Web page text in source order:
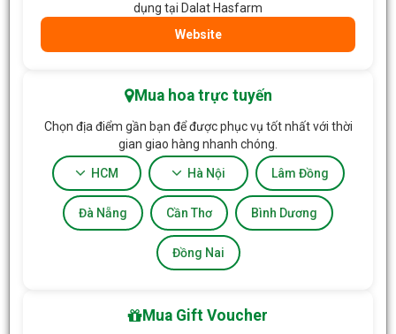
dụng tại Dalat Hasfarm
Website
Mua hoa trực tuyến
Chọn địa điểm gần bạn để được phục vụ tốt nhất với thời
gian giao hàng nhanh chóng.
HCM Hà Nội Lâm Đồng
Đà Nẵng Cần Thơ Bình Dương
Đồng Nai
Mua Gift Voucher